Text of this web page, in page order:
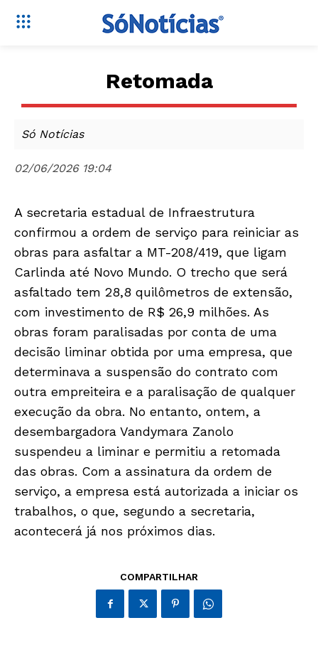
Só Notícias
Retomada
Só Notícias
02/06/2026 19:04
A secretaria estadual de Infraestrutura
confirmou a ordem de serviço para reiniciar as
obras para asfaltar a MT-208/419, que ligam
Carlinda até Novo Mundo. O trecho que será
asfaltado tem 28,8 quilômetros de extensão,
com investimento de R$ 26,9 milhões. As
obras foram paralisadas por conta de uma
decisão liminar obtida por uma empresa, que
determinava a suspensão do contrato com
outra empreiteira e a paralisação de qualquer
execução da obra. No entanto, ontem, a
desembargadora Vandymara Zanolo
suspendeu a liminar e permitiu a retomada
das obras. Com a assinatura da ordem de
serviço, a empresa está autorizada a iniciar os
trabalhos, o que, segundo a secretaria,
acontecerá já nos próximos dias.
COMPARTILHAR